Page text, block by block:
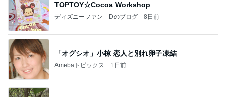
TOPTOY☆Cocoa Workshop
ディズニーファン Dのブログ 8日前
「オグシオ」小椋 恋人と別れ卵子凍結
Amebaトピックス 1日前